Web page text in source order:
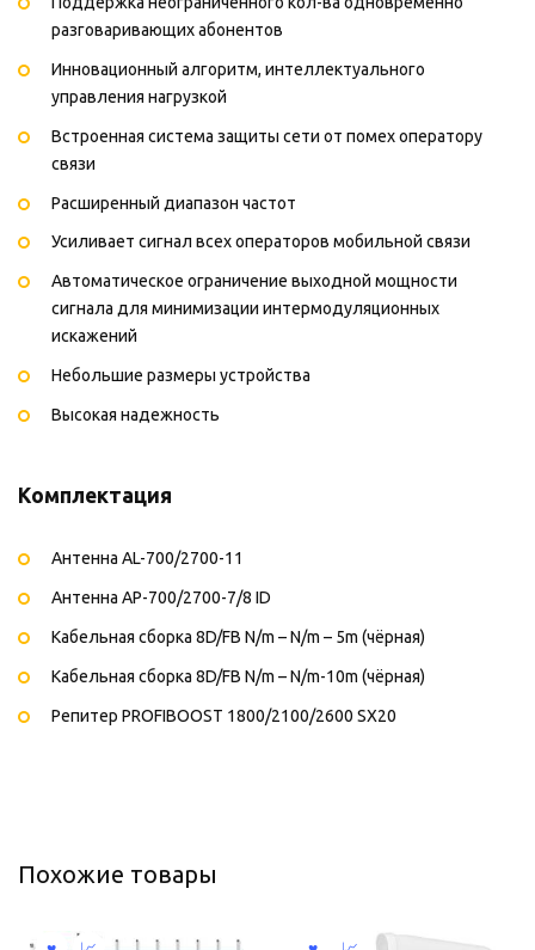
разговаривающих абонентов
Инновационный алгоритм, интеллектуального
управления нагрузкой
Встроенная система защиты сети от помех оператору
связи
Расширенный диапазон частот
Усиливает сигнал всех операторов мобильной связи
Автоматическое ограничение выходной мощности
сигнала для минимизации интермодуляционных
искажений
Небольшие размеры устройства
Высокая надежность
Комплектация
Антенна AL-700/2700-11
Антенна AP-700/2700-7/8 ID
Кабельная сборка 8D/FB N/m – N/m – 5m (чёрная)
Кабельная сборка 8D/FB N/m – N/m-10m (чёрная)
Репитер PROFIBOOST 1800/2100/2600 SX20
Похожие товары